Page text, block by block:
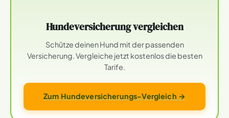
Hundeversicherung vergleichen
Schütze deinen Hund mit der passenden
Versicherung. Vergleiche jetzt kostenlos die besten
Tarife.
Zum Hundeversicherungs-Vergleich →